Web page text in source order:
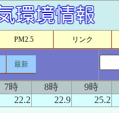
PM2.5 リンク
最新
7時 8時 9時
22.2 22.9 25.2